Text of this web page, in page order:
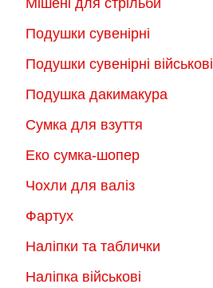
Подушки сувенірні
Подушки сувенірні військові
Подушка дакимакура
Сумка для взуття
Еко сумка-шопер
Чохли для валіз
Фартух
Наліпки та таблички
Наліпка військові